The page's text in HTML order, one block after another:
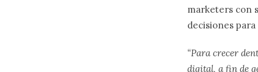
marketers con
decisiones
“Para crecer
digital, a fin de